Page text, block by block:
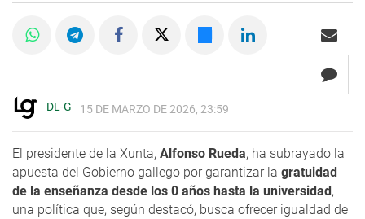
DL-G 15 DE MARZO DE 2026, 23:59
El presidente de la Xunta, Alfonso Rueda, ha subrayado la
apuesta del Gobierno gallego por garantizar la gratuidad
de la enseñanza desde los 0 años hasta la universidad,
una política que, según destacó, busca ofrecer igualdad de